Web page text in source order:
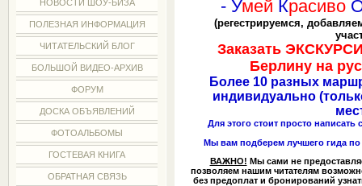
НОВОСТИ ШОУ-БИЗА
ПОЛЕЗНАЯ ИНФОРМАЦИЯ
ЧИТАТЕЛЬСКИЙ БЛОГ
БОЛЬШОЙ ВИДЕО-АРХИВ
ФОРУМ
ДОСКА ОБЪЯВЛЕНИЙ
ФОТОАЛЬБОМЫ
ГОСТЕВАЯ КНИГА
ОБРАТНАЯ СВЯЗЬ
- Умей Красиво
(регестрируемся,
Заказать
Берлину на
Более 10 разных
индивидуально
Для этого стоит просто
Мы вам подберем лучшего гида по
ВАЖНО! Мы сами не
позволяем нашим читателям
без предоплат и бронирований